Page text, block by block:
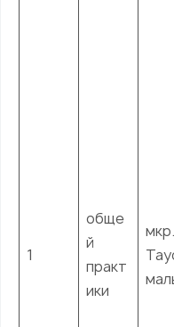
1
обще
й
практ
ики
мкр.